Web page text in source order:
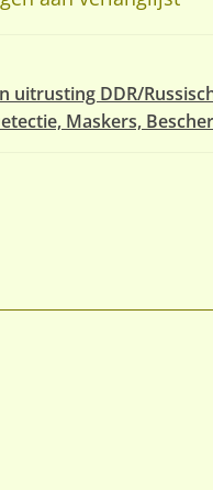
uitrusting DDR/
Maskers,